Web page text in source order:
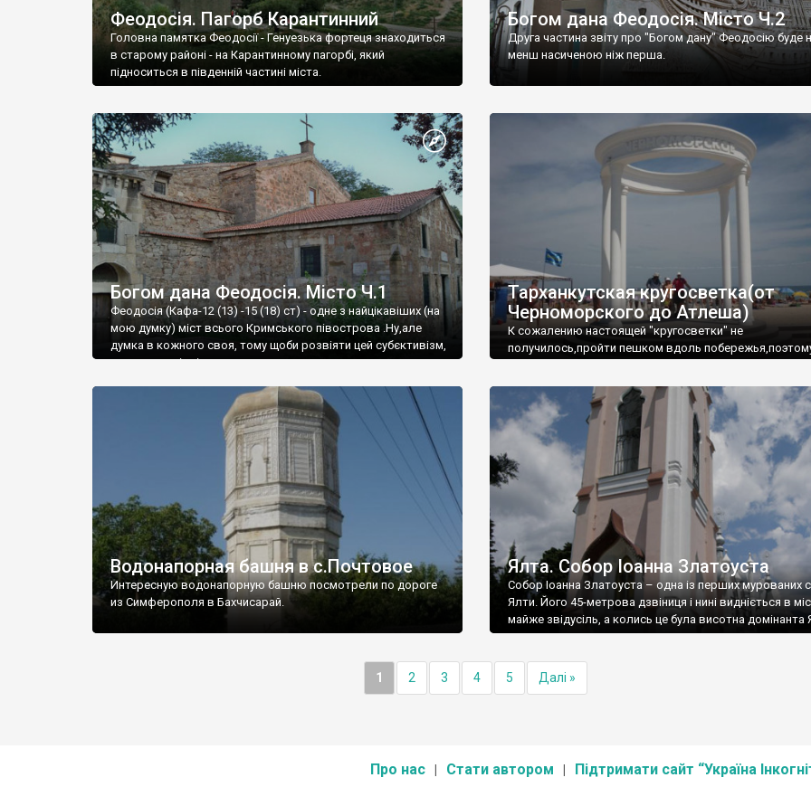
Феодосія. Пагорб Карантинний
Головна памятка Феодосії - Генуезька фортеця знаходиться
в старому районі - на Карантинному пагорбі, який
підноситься в південній частині міста.
Богом дана Феодосія. Місто Ч.2
Друга частина звіту про "Богом дану" Феодосію буде
менш насиченою ніж перша.
Богом дана Феодосія. Місто Ч.1
Феодосія (Кафа-12 (13) -15 (18) ст) - одне з найцікавіших (на
мою думку) міст всього Кримського півострова .Ну,але
думка в кожного своя, тому щоби розвіяти цей субєктивізм,
запрошую відвідати це
Тарханкутская кругосветка(от
Черноморского до Атлеша)
К сожалению настоящей "кругосветки" не
получилось,пройти пешком вдоль
Водонапорная башня в с.Почтовое
Интересную водонапорную башню посмотрели по дороге
из Симферополя в Бахчисарай.
Ялта. Собор Іоанна Златоуста
Собор Іоанна Златоуста – одна із перших мурованих
Ялти. Його 45-метрова дзвіниця і нині видніється в
майже звідусіль, а колись це була висотна домінанта
1 2 3 4 5 Далі »
Про нас Стати автором Підтримати сайт “Україна